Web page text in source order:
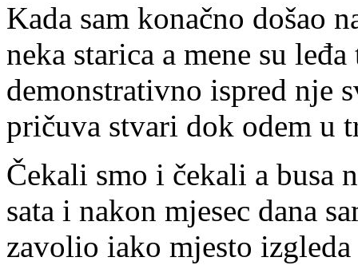
Kada sam konačno došao
neka starica a mene su
demonstrativno ispred nje
pričuva stvari dok odem u
Čekali smo i čekali a busa
sata i nakon mjesec dana
zavolio iako mjesto